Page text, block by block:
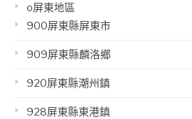
o屏東地區
900屏東縣屏東市
909屏東縣麟洛鄉
920屏東縣潮州鎮
928屏東縣東港鎮